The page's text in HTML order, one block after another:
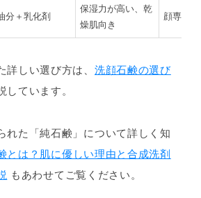
分＋乳化剤
保湿力が高い、乾
燥肌向き
顔専用
詳しい選び方は、 洗顔石鹸の選び
しています。
れた「純石鹸」について詳しく知
とは？肌に優しい理由と合成洗剤
もあわせてご覧ください。